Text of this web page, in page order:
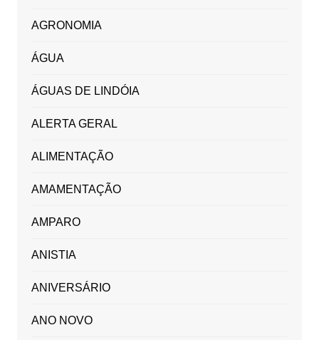
AGRONOMIA
ÁGUA
ÁGUAS DE LINDÓIA
ALERTA GERAL
ALIMENTAÇÃO
AMAMENTAÇÃO
AMPARO
ANISTIA
ANIVERSÁRIO
ANO NOVO